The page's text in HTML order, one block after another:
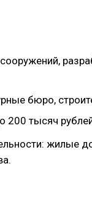
бюро,
200 тысяч
жилые